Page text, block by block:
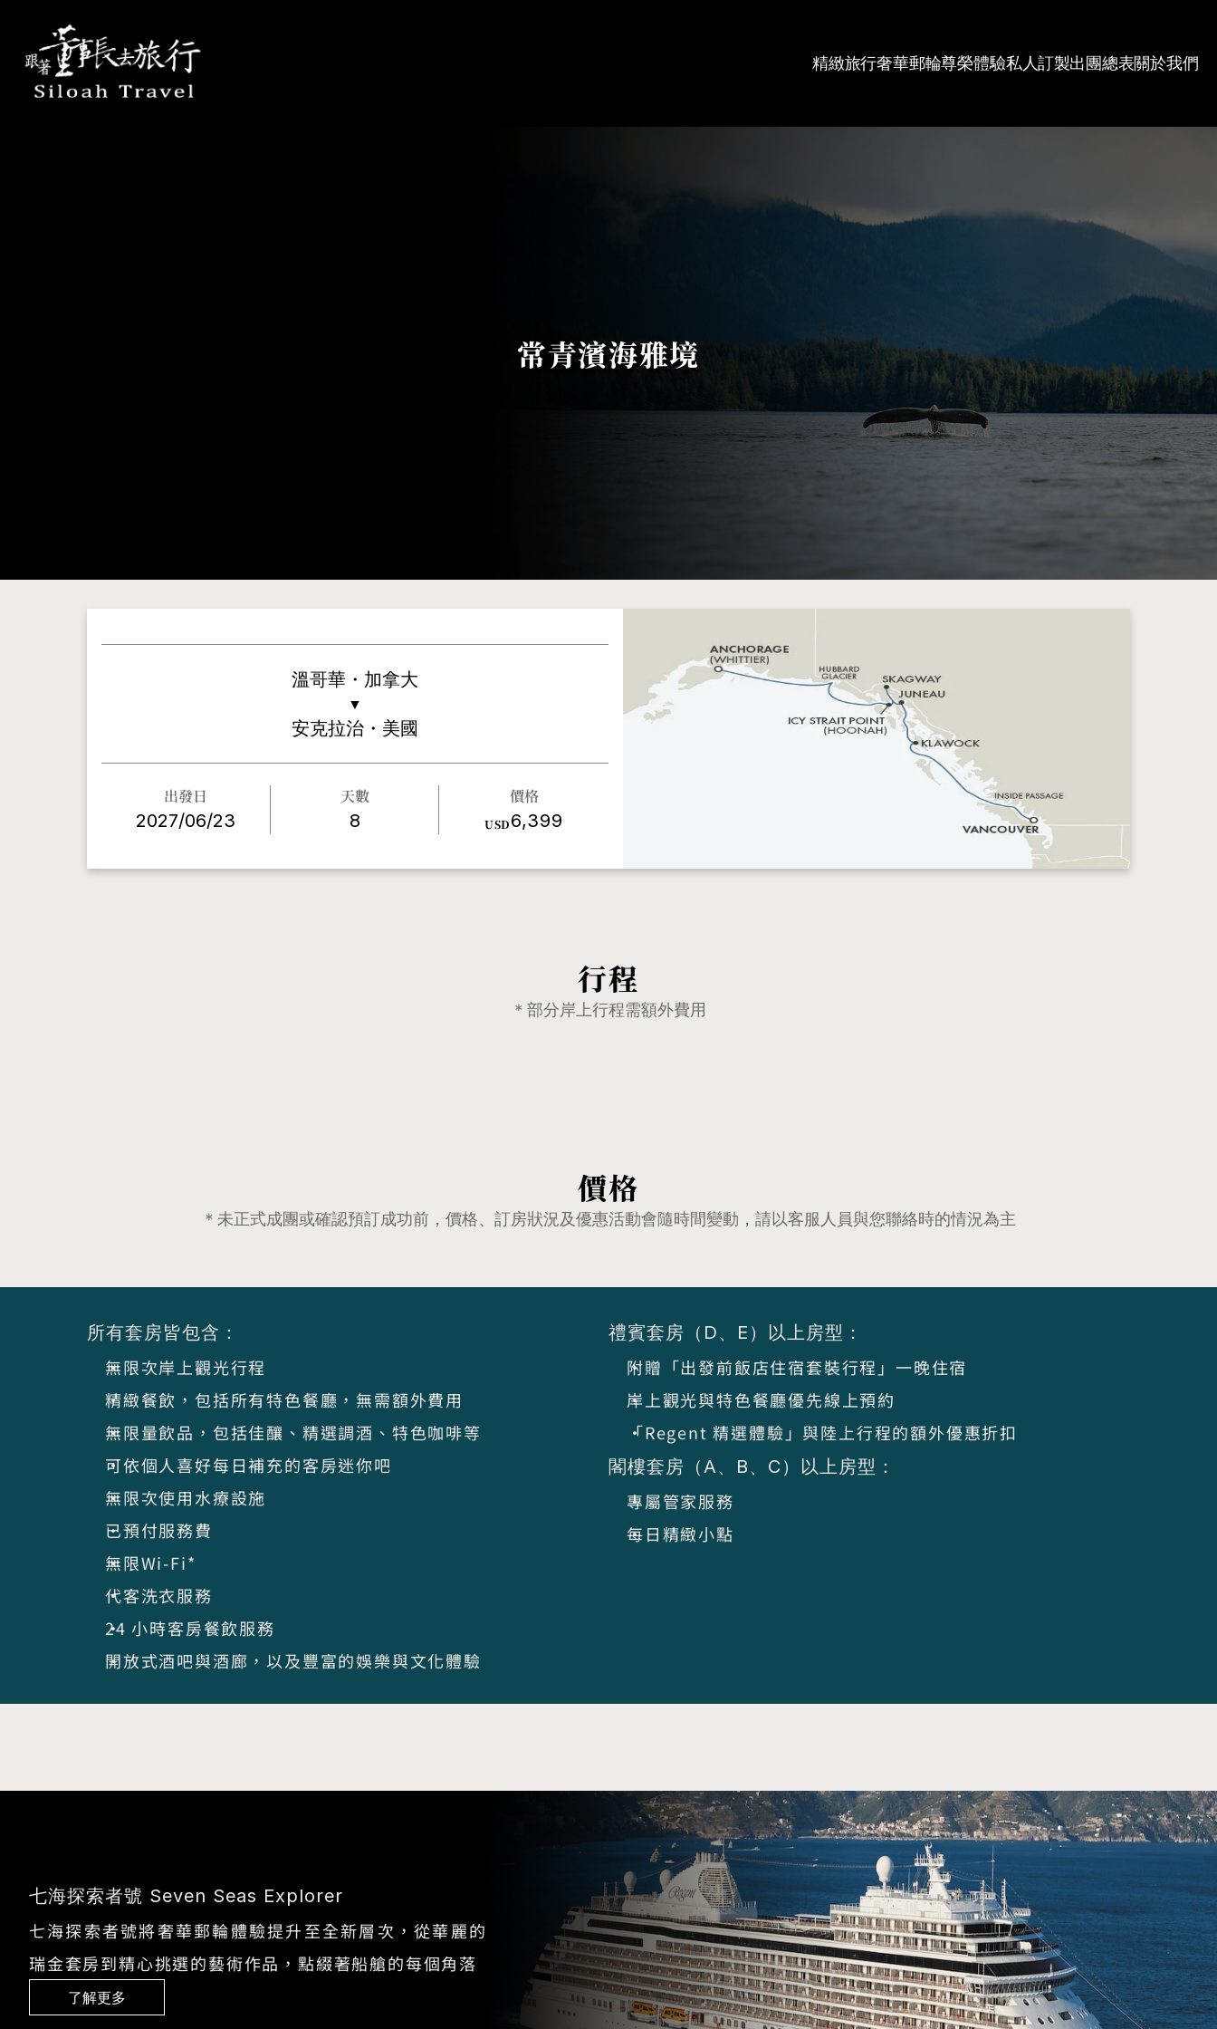
精緻旅行奢華郵輪尊榮體驗私人訂製出團總表關於我們
常青濱海雅境
溫哥華・加拿大
▼
安克拉治・美國
出發日
2027/06/23
天數
8
價格
USD6,399
行程
＊部分岸上行程需額外費用
價格
＊未正式成團或確認預訂成功前，價格、訂房狀況及優惠活動會隨時間變動，請以客服人員與您聯絡時的情況為主
所有套房皆包含：
無限次岸上觀光行程
精緻餐飲，包括所有特色餐廳，無需額外費用
無限量飲品，包括佳釀、精選調酒、特色咖啡等
可依個人喜好每日補充的客房迷你吧
無限次使用水療設施
已預付服務費
無限Wi-Fi*
代客洗衣服務
24 小時客房餐飲服務
開放式酒吧與酒廊，以及豐富的娛樂與文化體驗
禮賓套房（D、E）以上房型：
附贈「出發前飯店住宿套裝行程」一晚住宿
岸上觀光與特色餐廳優先線上預約
「Regent 精選體驗」與陸上行程的額外優惠折扣
閣樓套房（A、B、C）以上房型：
專屬管家服務
每日精緻小點
七海探索者號 Seven Seas Explorer
七海探索者號將奢華郵輪體驗提升至全新層次，從華麗的
瑞金套房到精心挑選的藝術作品，點綴著船艙的每個角落
了解更多